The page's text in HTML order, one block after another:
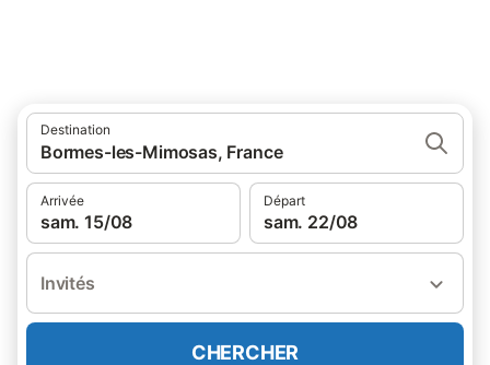
Destination
Bormes-les-Mimosas, France
Arrivée
sam. 15/08
Départ
sam. 22/08
Invités
CHERCHER